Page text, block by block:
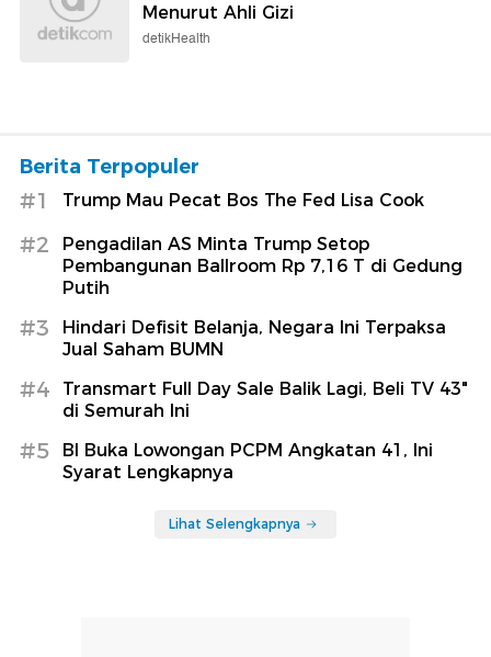
Menurut Ahli Gizi
detikHealth
Berita Terpopuler
#1 Trump Mau Pecat Bos The Fed Lisa Cook
#2
Pengadilan AS Minta Trump Setop
Pembangunan Ballroom Rp 7,16 T di Gedung
Putih
#3
Hindari Defisit Belanja, Negara Ini Terpaksa
Jual Saham BUMN
#4
Transmart Full Day Sale Balik Lagi, Beli TV 43"
di Semurah Ini
#5
BI Buka Lowongan PCPM Angkatan 41, Ini
Syarat Lengkapnya
Lihat Selengkapnya